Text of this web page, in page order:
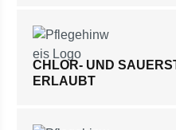
CHLOR- UND
ERLAUBT